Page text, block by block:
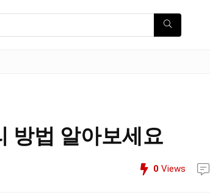
방법 알아보세요
0 Views